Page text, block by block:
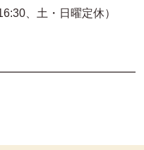
、土・日曜定休）